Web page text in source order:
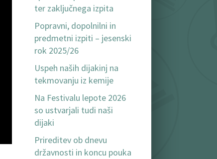
ter zaključnega izpita
Popravni, dopolnilni in
predmetni izpiti – jesenski
rok 2025/26
Uspeh naših dijakinj na
tekmovanju iz kemije
Na Festivalu lepote 2026
so ustvarjali tudi naši
dijaki
Prireditev ob dnevu
državnosti in koncu pouka